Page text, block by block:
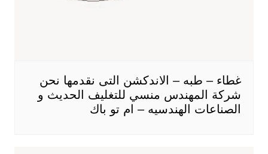
غطاء – طبه – الاندكشن التى نقدمها نحن
شركة المهندس منسي للتغليف الحديث و
الصناعات الهندسيه – ام تو باك